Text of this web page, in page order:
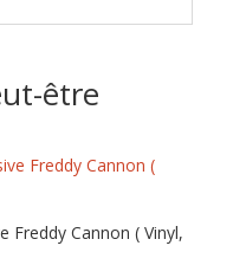
être
Freddy Cannon ( Vinyl,